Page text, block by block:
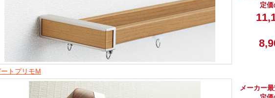
定
ートプリモM
メーカー